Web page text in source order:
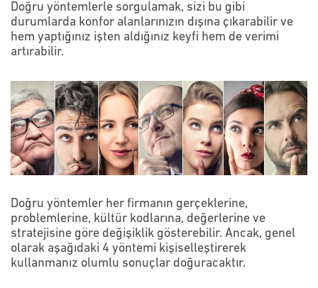
Doğru yöntemlerle sorgulamak, sizi bu gibi
durumlarda konfor alanlarınızın dışına çıkarabilir ve
hem yaptığınız işten aldığınız keyfi hem de verimi
artırabilir.
Doğru yöntemler her firmanın gerçeklerine,
problemlerine, kültür kodlarına, değerlerine ve
stratejisine göre değişiklik gösterebilir. Ancak, genel
olarak aşağıdaki 4 yöntemi kişiselleştirerek
kullanmanız olumlu sonuçlar doğuracaktır.